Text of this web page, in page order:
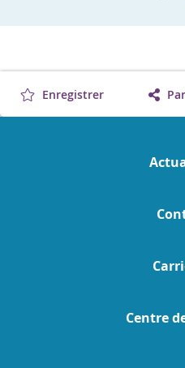
Enregistrer
Centre